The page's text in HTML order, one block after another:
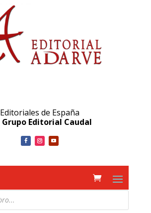
Editoriales de España
Grupo Editorial Caudal